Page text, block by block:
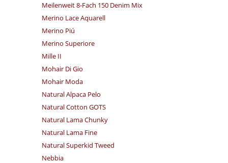
Meilenweit 8-Fach 150 Denim Mix
Merino Lace Aquarell
Merino Piú
Merino Superiore
Mille II
Mohair Di Gio
Mohair Moda
Natural Alpaca Pelo
Natural Cotton GOTS
Natural Lama Chunky
Natural Lama Fine
Natural Superkid Tweed
Nebbia